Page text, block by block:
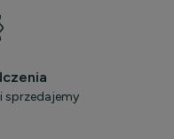
sprzedajemy